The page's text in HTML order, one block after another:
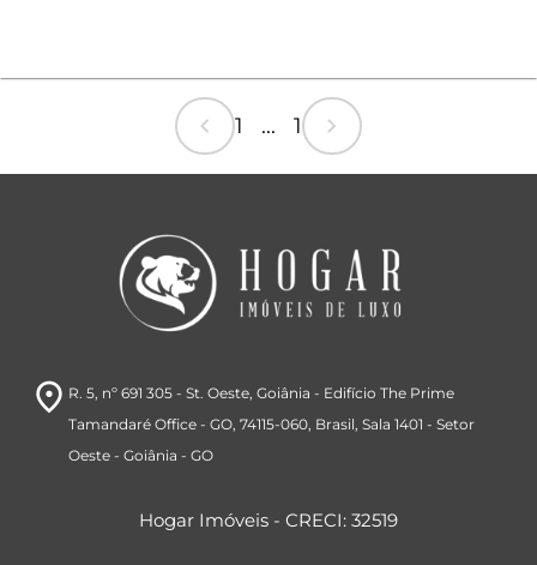
chevron_left 1 ... 1 chevron_right
room R. 5, nº 691 305 - St. Oeste, Goiânia - Edifício The Prime
Tamandaré Office - GO, 74115-060, Brasil, Sala 1401 - Setor
Oeste- Goiânia - GO
Hogar Imóveis - CRECI: 32519